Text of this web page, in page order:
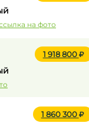
на фото
1 918 800
1 860 300